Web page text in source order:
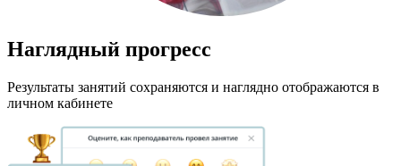
Наглядный прогресс
Результаты занятий сохраняются и наглядно отображаются в
личном кабинете